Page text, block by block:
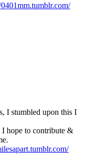
I stumbled upon this I
I hope to contribute &